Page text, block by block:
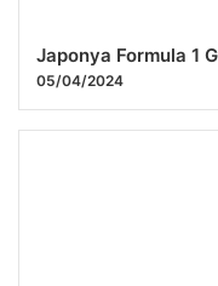
Japonya Formula 1
05/04/2024